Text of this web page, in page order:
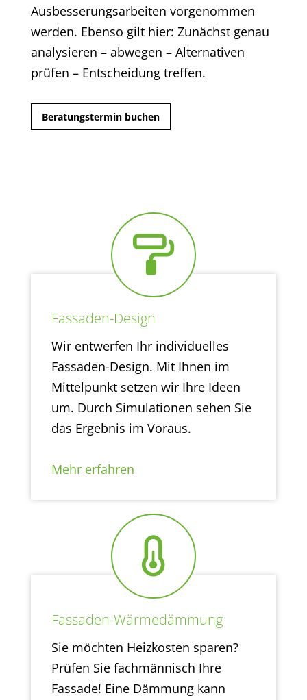
Ausbesserungsarbeiten vorgenommen
werden. Ebenso gilt hier: Zunächst genau
analysieren – abwegen – Alternativen
prüfen – Entscheidung treffen.
Beratungstermin buchen
Fassaden-Design
Wir entwerfen Ihr individuelles
Fassaden-Design. Mit Ihnen im
Mittelpunkt setzen wir Ihre Ideen
um. Durch Simulationen sehen Sie
das Ergebnis im Voraus.
Mehr erfahren
Fassaden-Wärmedämmung
Sie möchten Heizkosten sparen?
Prüfen Sie fachmännisch Ihre
Fassade! Eine Dämmung kann